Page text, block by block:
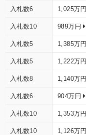
入札数6 1,025万円
入札数10 989万円
入札数5 1,385万円
入札数5 1,222万円
入札数8 1,140万円
入札数6 904万円
入札数10 1,353万円
入札数10 1,126万円